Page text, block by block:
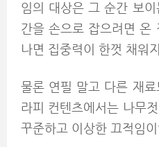
임의 대상은 그 순간 보
간을 손으로 잡으려면 온
나면 집중력이 한껏 채워
물론 연필 말고 다른 재
라피 컨텐츠에서는 나무
꾸준하고 이상한 끄적임